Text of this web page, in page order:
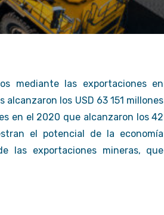
mediante las exportaciones en
los USD 63 151 millones
en el 2020 que alcanzaron los 42
el potencial de la economía
las exportaciones mineras, que